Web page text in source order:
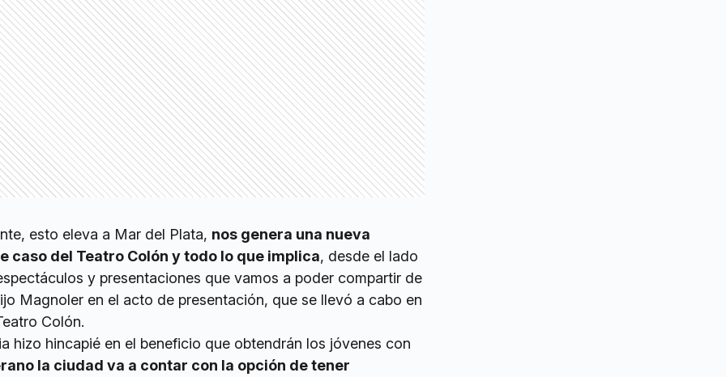
esto eleva a Mar del Plata, nos genera una nueva
caso del Teatro Colón y todo lo que implica, desde el lado
y presentaciones que vamos a poder compartir de
Magnoler en el acto de presentación, que se llevó a cabo en
Colón.
hizo hincapié en el beneficio que obtendrán los jóvenes con
la ciudad va a contar con la opción de tener